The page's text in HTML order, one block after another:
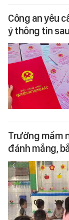
Công an yêu
ý thông tin sau
Trường mầm
đánh mắng,